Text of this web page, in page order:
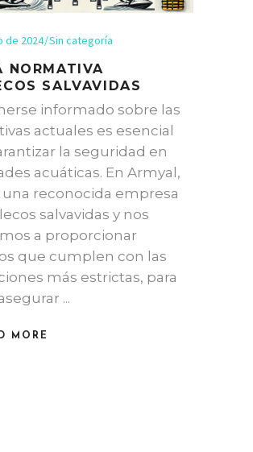
de 2024 Sin categoría
NORMATIVA
SALVAVIDAS
informado sobre las
actuales es esencial
la seguridad en
acuáticas. En Armyal,
reconocida empresa
salvavidas y nos
a proporcionar
que cumplen con las
más estrictas, para
MORE